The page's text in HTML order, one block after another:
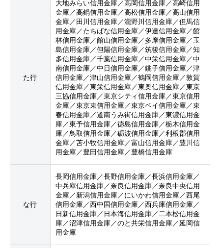
た行
大地みらい信用金庫／高岡信用金庫／高崎信用
金庫／高鍋信用金庫／高松信用金庫／高山信用
金庫／田川信用金庫／瀧野川信用金庫／但馬信
用金庫／たちばな信用金庫／伊達信用金庫／館
林信用金庫／館山信用金庫／多摩信用金庫／玉
島信用金庫／但陽信用金庫／筑後信用金庫／知
多信用金庫／千葉信用金庫／中栄信用金庫／中
南信用金庫／中日信用金庫／銚子信用金庫／津
信用金庫／津山信用金庫／鶴岡信用金庫／敦賀
信用金庫／東栄信用金庫／東奥信用金庫／東京
三協信用金庫／東京シティ信用金庫／東京信用
金庫／東京東信用金庫／東京ベイ信用金庫／東
春信用金庫／道南うみ街信用金庫／東濃信用金
庫／東予信用金庫／徳島信用金庫／栃木信用金
庫／鳥取信用金庫／砺波信用金庫／利根郡信用
金庫／苫小牧信用金庫／富山信用金庫／豊川信
用金庫／豊田信用金庫／豊橋信用金庫
な行
長岡信用金庫／長野信用金庫／長浜信用金庫／
中兵庫信用金庫／奈良信用金庫／奈良中央信用
金庫／新潟信用金庫／にいかわ信用金庫／西尾
信用金庫／西中国信用金庫／西兵庫信用金庫／
日新信用金庫／日本海信用金庫／二本松信用金
庫／沼津信用金庫／のと共栄信用金庫／延岡信
用金庫